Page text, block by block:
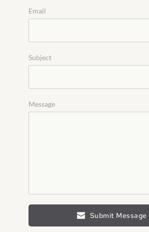
Email
Subject
Message
Submit Message